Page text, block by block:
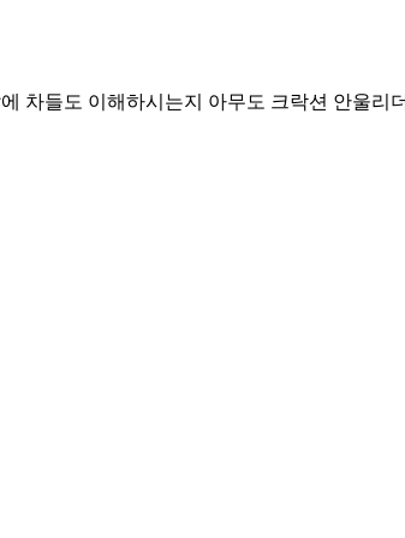
차들도 이해하시는지 아무도 크락션 안울리